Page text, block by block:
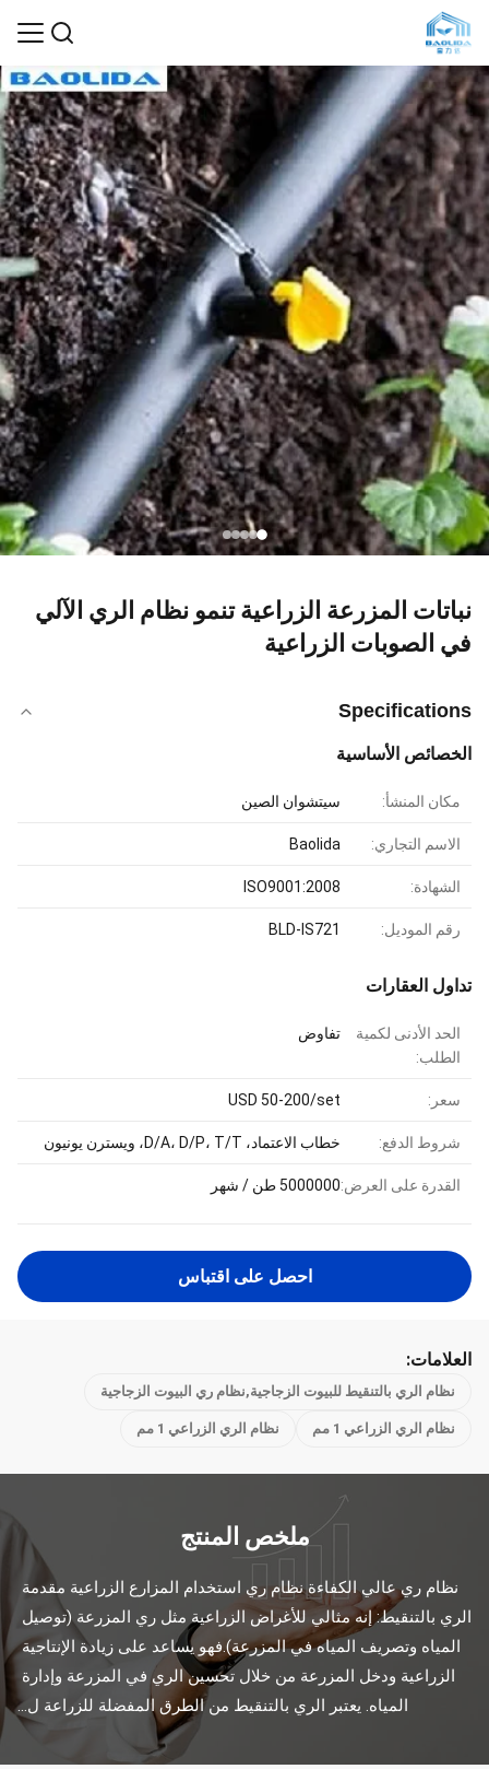
نباتات المزرعة الزراعية تنمو نظام الري الآلي
في الصوبات الزراعية
Specifications
الخصائص الأساسية
مكان المنشأ: سيتشوان الصين
الاسم التجاري: Baolida
الشهادة: ISO9001:2008
رقم الموديل: BLD-IS721
تداول العقارات
الحد الأدنى لكمية
الطلب:
تفاوض
سعر: USD 50-200/set
شروط الدفع: خطاب الاعتماد، D/A، D/P، T/T، ويسترن يونيون
القدرة على العرض:5000000 طن / شهر
احصل على اقتباس
العلامات:
نظام الري بالتنقيط للبيوت الزجاجية,نظام ري البيوت الزجاجية
نظام الري الزراعي 1 مم نظام الري الزراعي 1 مم
ملخص المنتج
المياه وتصريف المياه في المزرعة).فهو يساعد على زيادة الإنتاجية
المياه. يعتبر الري بالتنقيط من الطرق المفضلة للزراعة ل...